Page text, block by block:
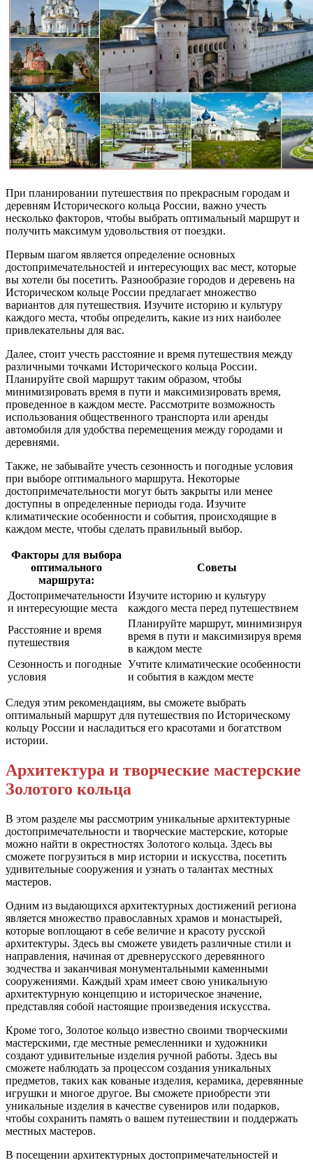
При планировании путешествия по прекрасным городам и
деревням Исторического кольца России, важно учесть
несколько факторов, чтобы выбрать оптимальный маршрут и
получить максимум удовольствия от поездки.
Первым шагом является определение основных
достопримечательностей и интересующих вас мест, которые
вы хотели бы посетить. Разнообразие городов и деревень на
Историческом кольце России предлагает множество
вариантов для путешествия. Изучите историю и культуру
каждого места, чтобы определить, какие из них наиболее
привлекательны для вас.
Далее, стоит учесть расстояние и время путешествия между
различными точками Исторического кольца России.
Планируйте свой маршрут таким образом, чтобы
минимизировать время в пути и максимизировать время,
проведенное в каждом месте. Рассмотрите возможность
использования общественного транспорта или аренды
автомобиля для удобства перемещения между городами и
деревнями.
Также, не забывайте учесть сезонность и погодные условия
при выборе оптимального маршрута. Некоторые
достопримечательности могут быть закрыты или менее
доступны в определенные периоды года. Изучите
климатические особенности и события, происходящие в
каждом месте, чтобы сделать правильный выбор.
Факторы для выбора
оптимального
маршрута:
Советы
Достопримечательности
и интересующие места
Изучите историю и культуру
каждого места перед путешествием
Расстояние и время
путешествия
Планируйте маршрут, минимизируя
время в пути и максимизируя время
в каждом месте
Сезонность и погодные
условия
Учтите климатические особенности
и события в каждом месте
Следуя этим рекомендациям, вы сможете выбрать
оптимальный маршрут для путешествия по Историческому
кольцу России и насладиться его красотами и богатством
истории.
Архитектура и творческие мастерские
Золотого кольца
В этом разделе мы рассмотрим уникальные архитектурные
достопримечательности и творческие мастерские, которые
можно найти в окрестностях Золотого кольца. Здесь вы
сможете погрузиться в мир истории и искусства, посетить
удивительные сооружения и узнать о талантах местных
мастеров.
Одним из выдающихся архитектурных достижений региона
является множество православных храмов и монастырей,
которые воплощают в себе величие и красоту русской
архитектуры. Здесь вы сможете увидеть различные стили и
направления, начиная от древнерусского деревянного
зодчества и заканчивая монументальными каменными
сооружениями. Каждый храм имеет свою уникальную
архитектурную концепцию и историческое значение,
представляя собой настоящие произведения искусства.
Кроме того, Золотое кольцо известно своими творческими
мастерскими, где местные ремесленники и художники
создают удивительные изделия ручной работы. Здесь вы
сможете наблюдать за процессом создания уникальных
предметов, таких как кованые изделия, керамика, деревянные
игрушки и многое другое. Вы сможете приобрести эти
уникальные изделия в качестве сувениров или подарков,
чтобы сохранить память о вашем путешествии и поддержать
местных мастеров.
В посещении архитектурных достопримечательностей и